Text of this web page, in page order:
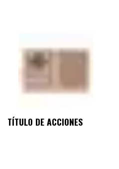
TÍTULO DE ACCIONES